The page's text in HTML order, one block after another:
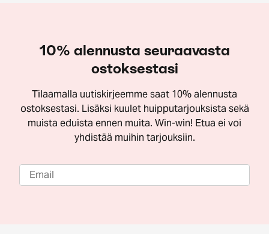
10% alennusta seuraavasta
ostoksestasi
Tilaamalla uutiskirjeemme saat 10% alennusta
ostoksestasi. Lisäksi kuulet huipputarjouksista sekä
muista eduista ennen muita. Win-win! Etua ei voi
yhdistää muihin tarjouksiin.